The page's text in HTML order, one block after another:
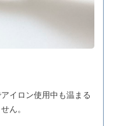
イロン使用中も温まる
ん。